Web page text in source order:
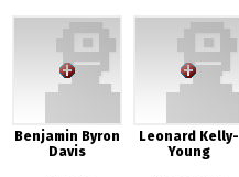
Benjamin Byron
Davis
Leonard Kelly-
Young